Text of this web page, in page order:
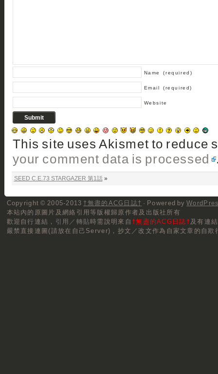
Name (required)
Email (required)
Website
This site uses Akismet to reduce
your comment data is processed
SEED C.E.73 STARGAZER 第1話»
Copyright © 2005-2013 †無盡的ACG日誌† · Powered by
本站內的原圖片及網絡引用等版權歸原作者及出版社所有
歡迎自行連結， 引用／轉貼時需說明來自 †無盡的ACG日誌†及有連
嚴禁直接連圖(請放在自己Server)，抄文／改文作為自家文章的自欺